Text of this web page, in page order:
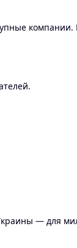
компании.
— для